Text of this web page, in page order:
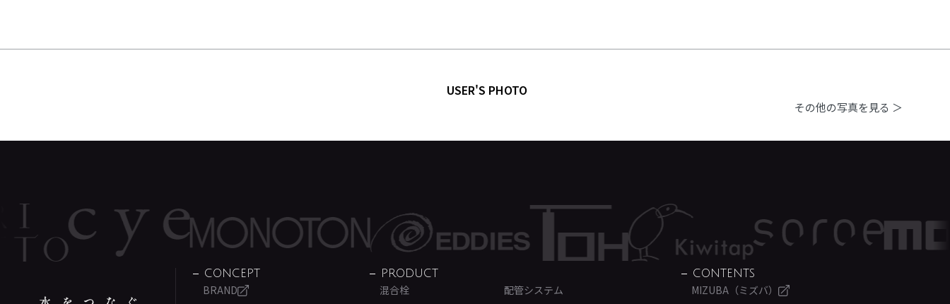
USER'S PHOTO
その他の写真を見る ＞
CONCEPT
BRAND
PRODUCT
混合栓
配管システム
CONTENTS
MIZUBA（ミズバ）